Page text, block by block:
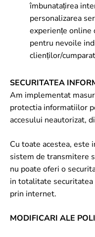
îmbunatațirea
personalizarea
experiențe online
pentru nevoile
clienților/
SECURITATEA
Am implementat
protectia informatiilor
accesului neautorizat,
Cu toate acestea, este
sistem de transmitere
nu poate oferi o
in totalitate
prin internet.
MODIFICARI ALE